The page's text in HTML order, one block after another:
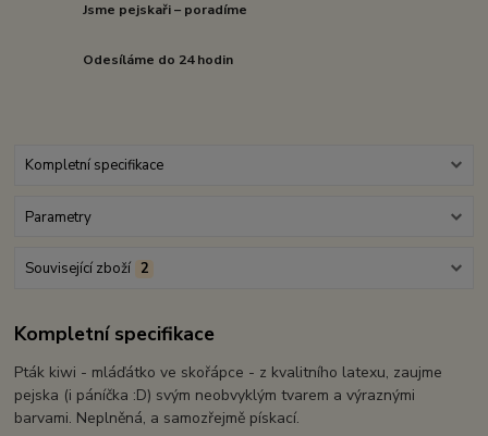
Jsme pejskaři – poradíme
Odesíláme do 24 hodin
Kompletní specifikace
Parametry
Související zboží 2
Kompletní specifikace
Pták kiwi - mláďátko ve skořápce - z kvalitního latexu, zaujme
pejska (i páníčka :D) svým neobvyklým tvarem a výraznými
barvami. Neplněná, a samozřejmě pískací.